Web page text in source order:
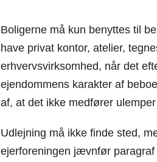
Boligerne må kun benyttes til
have privat kontor, atelier,
erhvervsvirksomhed, når det
ejendommens karakter af
af, at det ikke medfører
Udlejning må ikke finde sted,
ejerforeningen jævnfør